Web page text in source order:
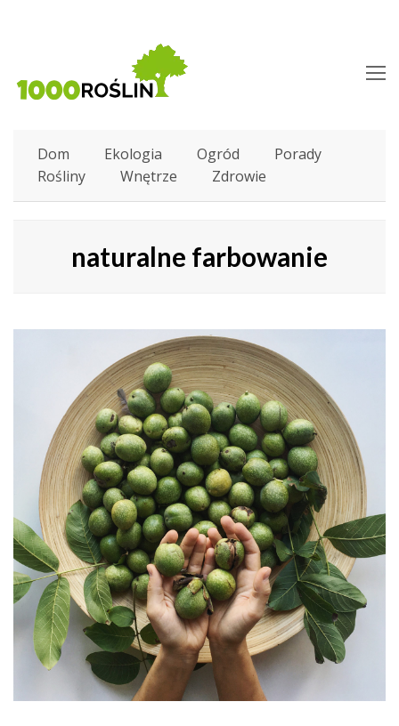
Dom Ekologia Ogród
Porady
Rośliny
Wnętrze Zdrowie
naturalne farbowanie